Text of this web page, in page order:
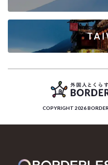
COPYRIGHT 2026